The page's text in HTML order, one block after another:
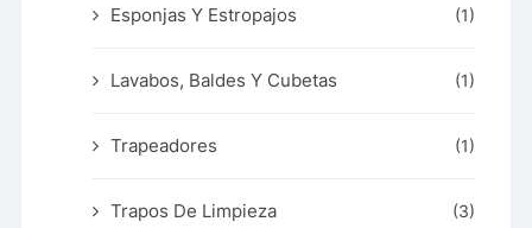
Esponjas Y Estropajos (1)
Lavabos, Baldes Y Cubetas (1)
Trapeadores (1)
Trapos De Limpieza (3)